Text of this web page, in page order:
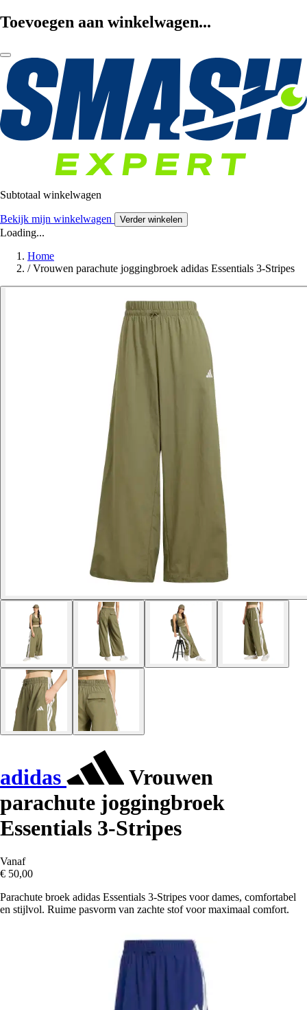
Toevoegen aan winkelwagen...
Subtotaal winkelwagen
Bekijk mijn winkelwagen Verder winkelen
Loading...
Home
/ Vrouwen parachute joggingbroek adidas Essentials 3-Stripes
adidas
Vrouwen
parachute joggingbroek
Essentials 3-Stripes
Vanaf
€ 50,00
Parachute broek adidas Essentials 3-Stripes voor dames, comfortabel
en stijlvol. Ruime pasvorm van zachte stof voor maximaal comfort.